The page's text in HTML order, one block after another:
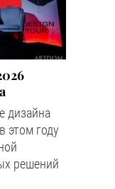
дизайна
этом году
решений